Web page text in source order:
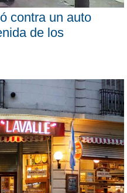
contra un auto
de los